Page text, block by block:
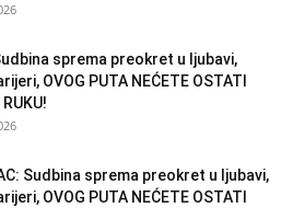
sprema preokret u ljubavi,
OVOG PUTA NEĆETE OSTATI
Sudbina sprema preokret u ljubavi,
OVOG PUTA NEĆETE OSTATI